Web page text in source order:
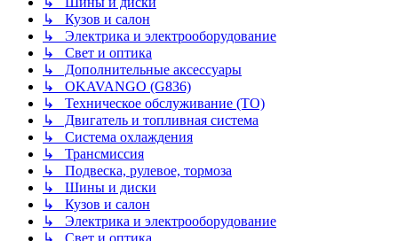
↳ Кузов и салон
↳ Электрика и электрооборудование
↳ Свет и оптика
↳ Дополнительные аксессуары
↳ OKAVANGO (G836)
↳ Техническое обслуживание (ТО)
↳ Двигатель и топливная система
↳ Система охлаждения
↳ Трансмиссия
↳ Подвеска, рулевое, тормоза
↳ Шины и диски
↳ Кузов и салон
↳ Электрика и электрооборудование
↳ Свет и оптика